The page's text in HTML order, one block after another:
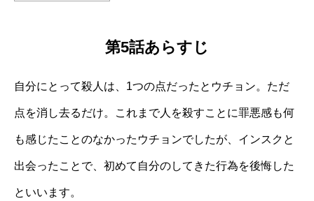
第5話あらすじ
自分にとって殺人は、1つの点だったとウチョン。ただ
点を消し去るだけ。これまで人を殺すことに罪悪感も何
も感じたことのなかったウチョンでしたが、インスクと
出会ったことで、初めて自分のしてきた行為を後悔した
といいます。